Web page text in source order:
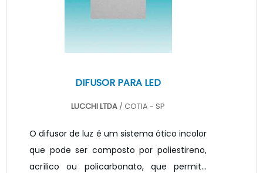
iluminação pode ser algo bastante
desafiador. Diversos aspectos podem ser
DIFUSOR PARA LED
LUCCHI LTDA / COTIA - SP
O difusor de luz é um sistema ótico incolor
que pode ser composto por poliestireno,
acrílico ou policarbonato, que permite